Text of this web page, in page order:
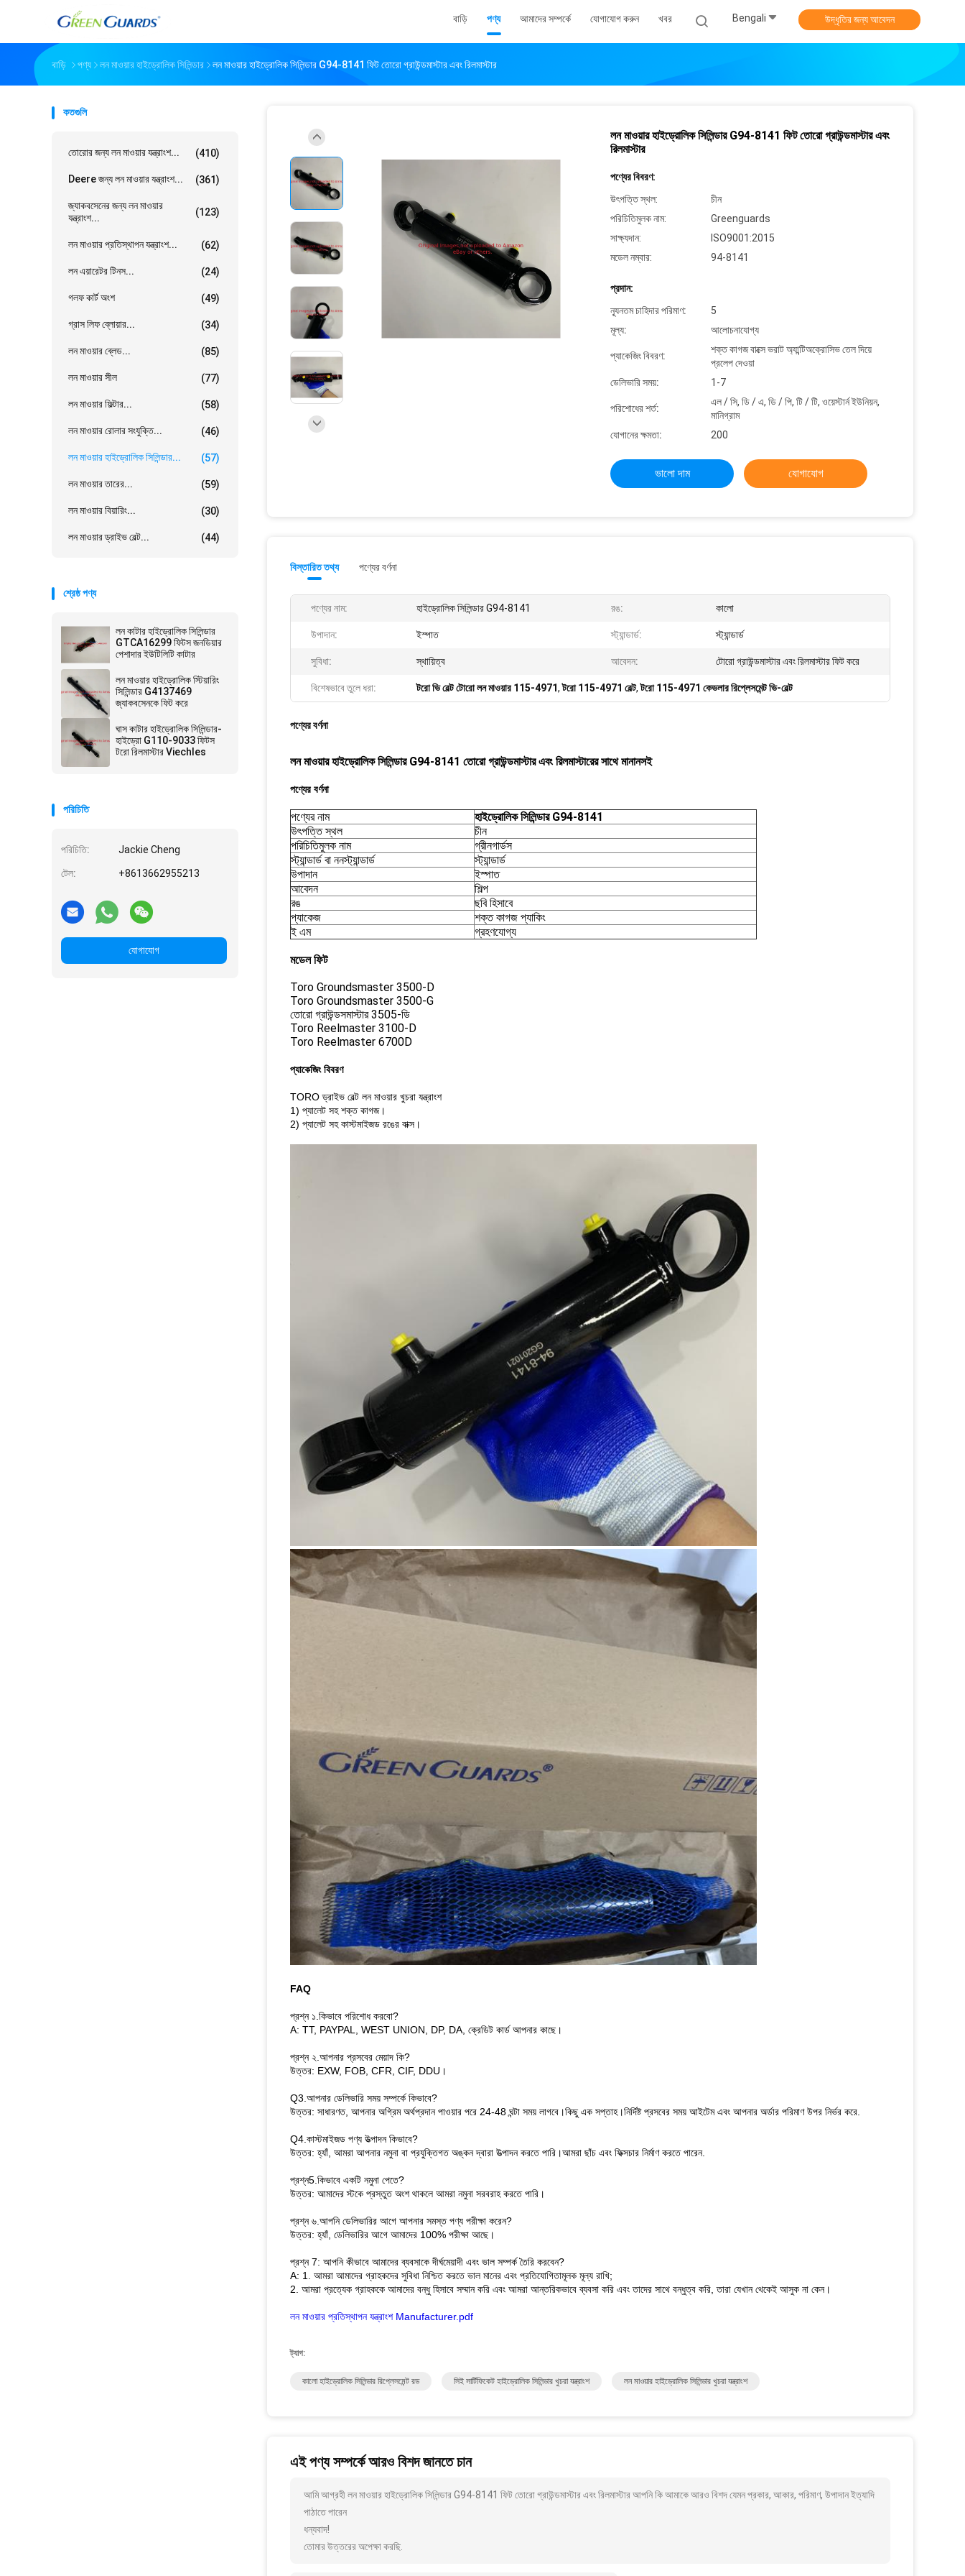
বাড়ি পণ্য আমাদের সম্পর্কে যোগাযোগ করুন খবর Bengali উদ্ধৃতির জন্য আবেদন
বাড়ি পণ্য লন মাওয়ার হাইড্রোলিক সিলিন্ডার লন মাওয়ার হাইড্রোলিক সিলিন্ডার G94-8141 ফিট তোরো গ্রাউন্ডমাস্টার এবং রিলমাস্টার
কতগুলি
তোরোর জন্য লন মাওয়ার যন্ত্রাংশ... (410)
Deere জন্য লন মাওয়ার যন্ত্রাংশ... (361)
জ্যাকবসেনের জন্য লন মাওয়ার
যন্ত্রাংশ...
(123)
লন মাওয়ার প্রতিস্থাপন যন্ত্রাংশ... (62)
লন এয়ারেটর টিনস... (24)
গলফ কার্ট অংশ (49)
গ্রাস লিফ ব্লোয়ার... (34)
লন মাওয়ার ব্লেড... (85)
লন মাওয়ার সীল (77)
লন মাওয়ার ফিল্টার... (58)
লন মাওয়ার রোলার সংযুক্তি... (46)
লন মাওয়ার হাইড্রোলিক সিলিন্ডার... (57)
লন মাওয়ার তারের... (59)
লন মাওয়ার বিয়ারিং... (30)
লন মাওয়ার ড্রাইভ বেল্ট... (44)
শ্রেষ্ঠ পণ্য
লন কাটার হাইড্রোলিক সিলিন্ডার
GTCA16299 ফিটস জনডিয়ার
পেশাদার ইউটিলিটি কাটার
লন মাওয়ার হাইড্রোলিক স্টিয়ারিং
সিলিন্ডার G4137469
জ্যাকবসেনকে ফিট করে
ঘাস কাটার হাইড্রোলিক সিলিন্ডার-
হাইড্রো G110-9033 ফিটস
টরো রিলমাস্টার Viechles
পরিচিতি
পরিচিতি: Jackie Cheng
টেল: +8613662955213
যোগাযোগ
লন মাওয়ার হাইড্রোলিক সিলিন্ডার G94-8141 ফিট তোরো গ্রাউন্ডমাস্টার এবং
রিলমাস্টার
পণ্যের বিবরণ:
উৎপত্তি স্থল:
চীন
পরিচিতিমুলক নাম:
Greenguards
সাক্ষ্যদান:
ISO9001:2015
মডেল নম্বার:
94-8141
প্রদান:
ন্যূনতম চাহিদার পরিমাণ:
5
মূল্য:
আলোচনাযোগ্য
প্যাকেজিং বিবরণ:
শক্ত কাগজ বাক্সে ভরাট অ্যান্টিঅক্রোসিভ তেল দিয়ে
প্রলেপ দেওয়া
ডেলিভারি সময়:
1-7
পরিশোধের শর্ত:
এল / সি, ডি / এ, ডি / পি, টি / টি, ওয়েস্টার্ন ইউনিয়ন,
মানিগ্রাম
যোগানের ক্ষমতা:
200
ভালো দাম যোগাযোগ
বিস্তারিত তথ্য পণ্যের বর্ণনা
পণ্যের নাম: হাইড্রোলিক সিলিন্ডার G94-8141 রঙ: কালো
উপাদান: ইস্পাত স্ট্যান্ডার্ড: স্ট্যান্ডার্ড
সুবিধা: স্থায়িত্ব আবেদন: টোরো গ্রাউন্ডমাস্টার এবং রিলমাস্টার ফিট করে
বিশেষভাবে তুলে ধরা: টরো ভি বেল্ট টোরো লন মাওয়ার 115-4971,টরো 115-4971 বেল্ট,টরো 115-4971 কেভলার রিপ্লেসমেন্ট ভি-বেল্ট
পণ্যের বর্ণনা
লন মাওয়ার হাইড্রোলিক সিলিন্ডার G94-8141 তোরো গ্রাউন্ডমাস্টার এবং রিলমাস্টারের সাথে মানানসই
পণ্যের বর্ণনা
পণ্যের নাম হাইড্রোলিক সিলিন্ডার G94-8141
উৎপত্তি স্থল
চীন
পরিচিতিমুলক নাম
গ্রীনগার্ডস
স্ট্যান্ডার্ড বা ননস্ট্যান্ডার্ড
স্ট্যান্ডার্ড
উপাদান
ইস্পাত
আবেদন
শিল্প
রঙ
ছবি হিসাবে
প্যাকেজ
শক্ত কাগজ প্যাকিং
ই এম
গ্রহণযোগ্য
মডেল ফিট
Toro Groundsmaster 3500-D
Toro Groundsmaster 3500-G
তোরো গ্রাউন্ডসমাস্টার 3505-ডি
Toro Reelmaster 3100-D
Toro Reelmaster 6700D
প্যাকেজিং বিবরণ
TORO ড্রাইভ বেল্ট লন মাওয়ার খুচরা যন্ত্রাংশ
1) প্যালেট সহ শক্ত কাগজ।
2) প্যালেট সহ কাস্টমাইজড রঙের বাক্স।
FAQ
প্রশ্ন ১.কিভাবে পরিশোধ করবো?
A: TT, PAYPAL, WEST UNION, DP, DA, ক্রেডিট কার্ড আপনার কাছে।
প্রশ্ন ২.আপনার প্রসবের মেয়াদ কি?
উত্তর: EXW, FOB, CFR, CIF, DDU।
Q3.আপনার ডেলিভারি সময় সম্পর্কে কিভাবে?
উত্তর: সাধারণত, আপনার অগ্রিম অর্থপ্রদান পাওয়ার পরে 24-48 ঘন্টা সময় লাগবে।কিছু এক সপ্তাহ।নির্দিষ্ট প্রসবের সময় আইটেম এবং আপনার অর্ডার পরিমাণ উপর নির্ভর করে.
Q4.কাস্টমাইজড পণ্য উত্পাদন কিভাবে?
উত্তর: হ্যাঁ, আমরা আপনার নমুনা বা প্রযুক্তিগত অঙ্কন দ্বারা উত্পাদন করতে পারি।আমরা ছাঁচ এবং ফিক্সচার নির্মাণ করতে পারেন.
প্রশ্ন5.কিভাবে একটি নমুনা পেতে?
উত্তর: আমাদের স্টকে প্রস্তুত অংশ থাকলে আমরা নমুনা সরবরাহ করতে পারি।
প্রশ্ন ৬.আপনি ডেলিভারির আগে আপনার সমস্ত পণ্য পরীক্ষা করেন?
উত্তর: হ্যাঁ, ডেলিভারির আগে আমাদের 100% পরীক্ষা আছে।
প্রশ্ন 7: আপনি কীভাবে আমাদের ব্যবসাকে দীর্ঘমেয়াদী এবং ভাল সম্পর্ক তৈরি করবেন?
A: 1. আমরা আমাদের গ্রাহকদের সুবিধা নিশ্চিত করতে ভাল মানের এবং প্রতিযোগিতামূলক মূল্য রাখি;
2. আমরা প্রত্যেক গ্রাহককে আমাদের বন্ধু হিসাবে সম্মান করি এবং আমরা আন্তরিকভাবে ব্যবসা করি এবং তাদের সাথে বন্ধুত্ব করি, তারা যেখান থেকেই আসুক না কেন।
লন মাওয়ার প্রতিস্থাপন যন্ত্রাংশ Manufacturer.pdf
ট্যাগ:
কালো হাইড্রোলিক সিলিন্ডার রিপ্লেসমেন্ট রড সিই সার্টিফিকেট হাইড্রোলিক সিলিন্ডার খুচরা যন্ত্রাংশ লন মাওয়ার হাইড্রোলিক সিলিন্ডার খুচরা যন্ত্রাংশ
এই পণ্য সম্পর্কে আরও বিশদ জানতে চান
আমি আগ্রহী লন মাওয়ার হাইড্রোলিক সিলিন্ডার G94-8141 ফিট তোরো গ্রাউন্ডমাস্টার এবং রিলমাস্টার আপনি কি আমাকে আরও বিশদ যেমন প্রকার, আকার, পরিমাণ, উপাদান ইত্যাদি
পাঠাতে পারেন
ধন্যবাদ!
তোমার উত্তরের অপেক্ষা করছি.